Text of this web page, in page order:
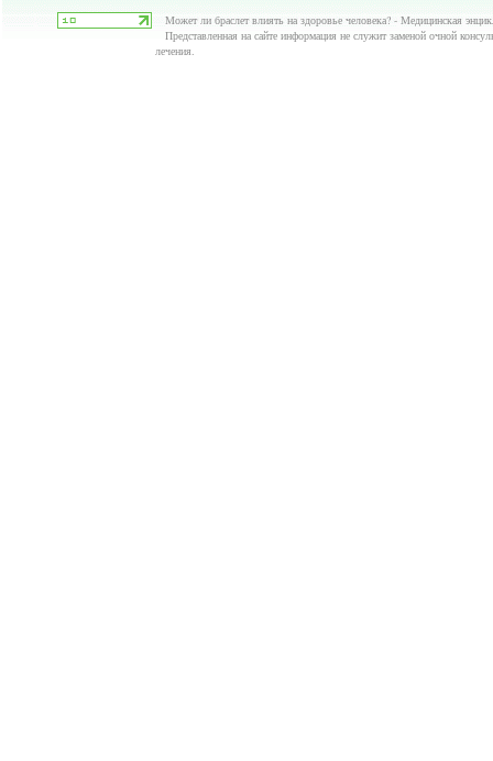
Может ли браслет влиять на здоровье человека? - Медицинская
Представленная на сайте информация не служит заменой очной
лечения.